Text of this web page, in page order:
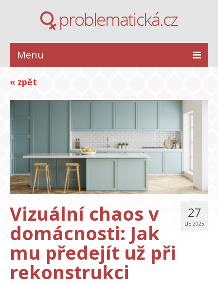
Menu
KRÁSA
INSPIRACE
VZTAHY
« zpět
27
LIS 2025
Vizuální chaos v
domácnosti: Jak
mu předejít už při
rekonstrukci